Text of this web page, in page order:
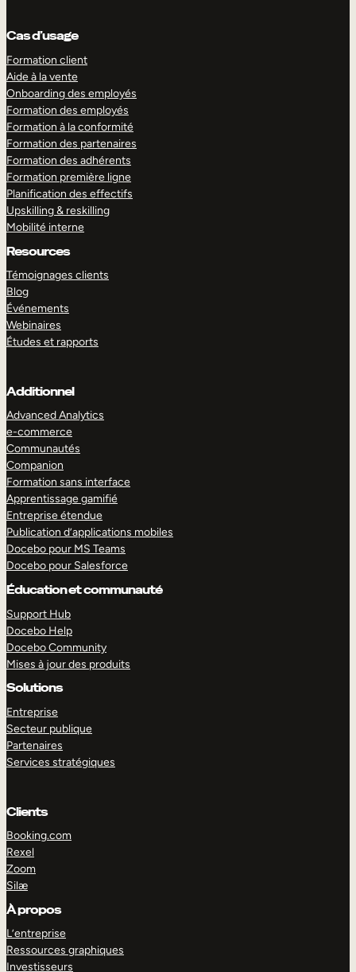
Cas d’usage
Formation client
Aide à la vente
Onboarding des employés
Formation des employés
Formation à la conformité
Formation des partenaires
Formation des adhérents
Formation première ligne
Planification des effectifs
Upskilling & reskilling
Mobilité interne
Resources
Témoignages clients
Blog
Événements
Webinaires
Études et rapports
Additionnel
Advanced Analytics
e-commerce
Communautés
Companion
Formation sans interface
Apprentissage gamifié
Entreprise étendue
Publication d’applications mobiles
Docebo pour MS Teams
Docebo pour Salesforce
Éducation et communauté
Support Hub
Docebo Help
Docebo Community
Mises à jour des produits
Solutions
Entreprise
Secteur publique
Partenaires
Services stratégiques
Clients
Booking.com
Rexel
Zoom
Silæ
À propos
L’entreprise
Ressources graphiques
Investisseurs